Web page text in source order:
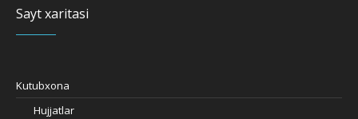
Sayt xaritasi
Kutubxona
Hujjatlar